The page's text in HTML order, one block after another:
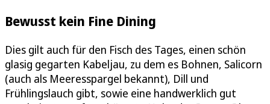
Bewusst kein Fine Dining
Dies gilt auch für den Fisch des Tages, einen schön
glasig gegarten Kabeljau, zu dem es Bohnen, Salicorn
(auch als Meeresspargel bekannt), Dill und
Frühlingslauch gibt, sowie eine handwerklich gut